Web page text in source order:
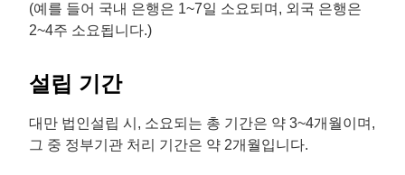
(예를 들어 국내 은행은 1~7일 소요되며, 외국 은행은
2~4주 소요됩니다.)
설립 기간
대만 법인설립 시, 소요되는 총 기간은 약 3~4개월이며,
그 중 정부기관 처리 기간은 약 2개월입니다.